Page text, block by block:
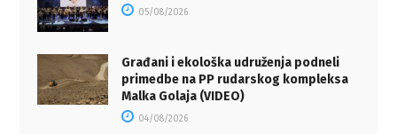
05/08/2026
Građani i ekološka udruženja podneli
primedbe na PP rudarskog kompleksa
Malka Golaja (VIDEO)
04/08/2026